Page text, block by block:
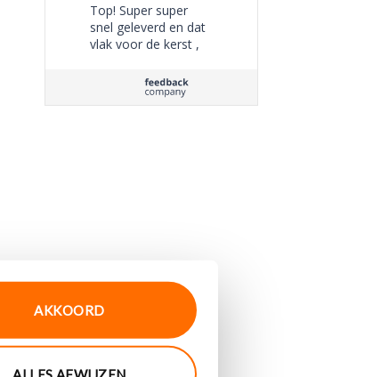
AKKOORD
ALLES AFWIJZEN
Top! Super super
snel geleverd en dat
vlak voor de kerst ,